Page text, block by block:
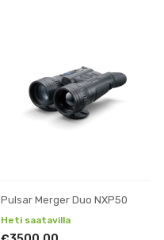
Pulsar Merger Duo NXP50
Heti saatavilla